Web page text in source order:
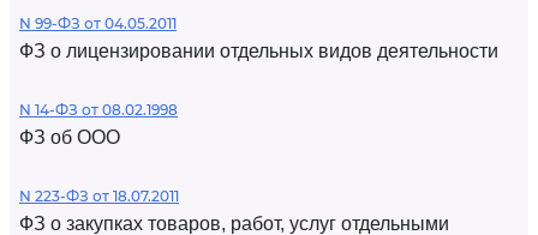
N 99-ФЗ от 04.05.2011
ФЗ о лицензировании отдельных видов деятельности
N 14-ФЗ от 08.02.1998
ФЗ об ООО
N 223-ФЗ от 18.07.2011
ФЗ о закупках товаров, работ, услуг отдельными